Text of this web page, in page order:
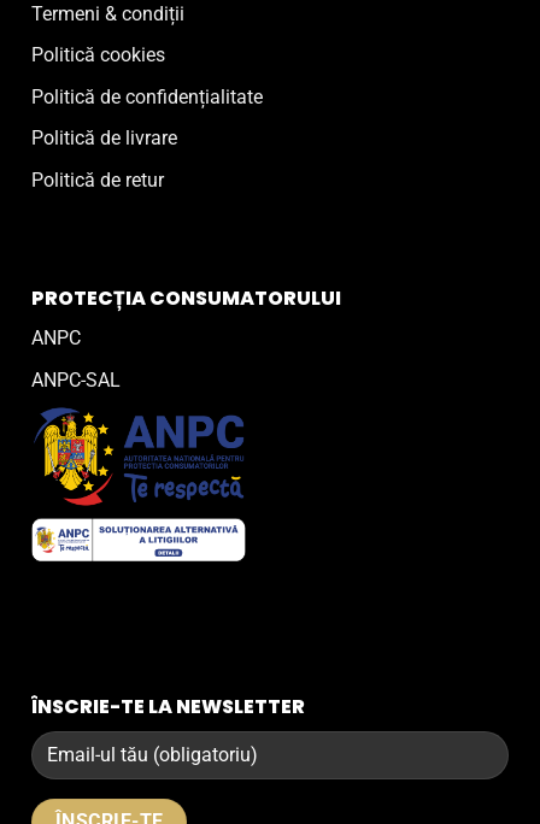
Termeni & condiții
Politică cookies
Politică de confidențialitate
Politică de livrare
Politică de retur
PROTECȚIA CONSUMATORULUI
ANPC
ANPC-SAL
ÎNSCRIE-TE LA NEWSLETTER